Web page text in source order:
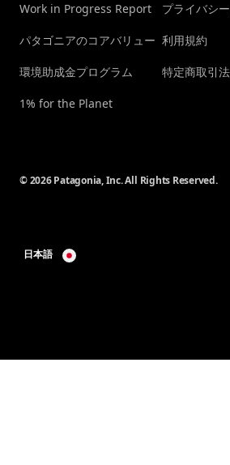
Work in Progress Report
パタゴニアのコアバリュー
環境助成金プログラム
1% for the Planet
プライバシ
利用規約
特定商取引
© 2026 Patagonia, Inc. All Rights Reserved.
日本語